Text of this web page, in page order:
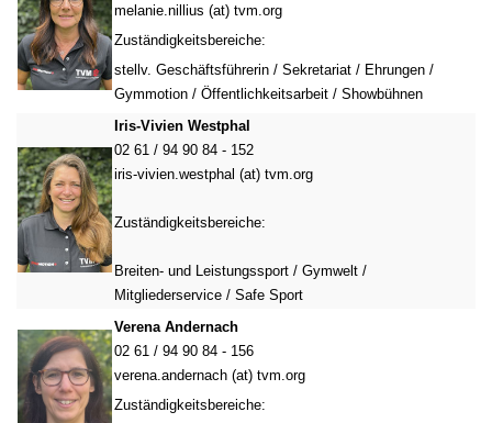
melanie.nillius (at) tvm.org
Zuständigkeitsbereiche:
stellv. Geschäftsführerin / Sekretariat / Ehrungen /
Gymmotion / Öffentlichkeitsarbeit / Showbühnen
Iris-Vivien Westphal
02 61 / 94 90 84 - 152
iris-vivien.westphal (at) tvm.org
Zuständigkeitsbereiche:
Breiten- und Leistungssport / Gymwelt /
Mitgliederservice / Safe Sport
Verena Andernach
02 61 / 94 90 84 - 156
verena.andernach (at) tvm.org
Zuständigkeitsbereiche: